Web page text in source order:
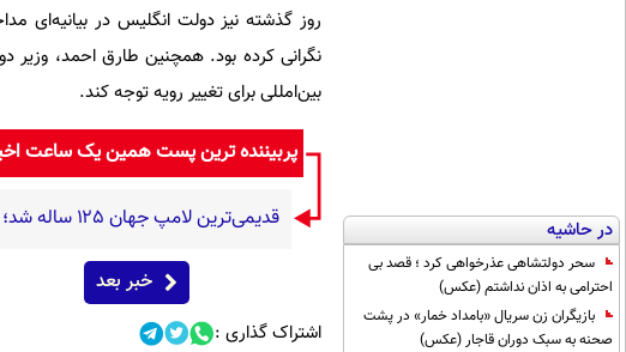
در حاشیه
سحر دولتشاهی عذرخواهی کرد ؛ قصد بی
احترامی به اذان نداشتم (عکس)
بازیگران زن سریال «بامداد خمار» در پشت
صحنه به سبک دوران قاجار (عکس)
نگرانی کرده بود. همچنین طارق احمد، وزیر
بین‌امللی برای تغییر رویه توجه کند.
پربیننده ترین پست همین یک ساعت
قدیمی‌ترین لامپ جهان ۱۲۵ ساله شد؛ افشای راز علمی طول‌عمر لامپ سنتنیال
خبر بعد
اشتراک گذاری :